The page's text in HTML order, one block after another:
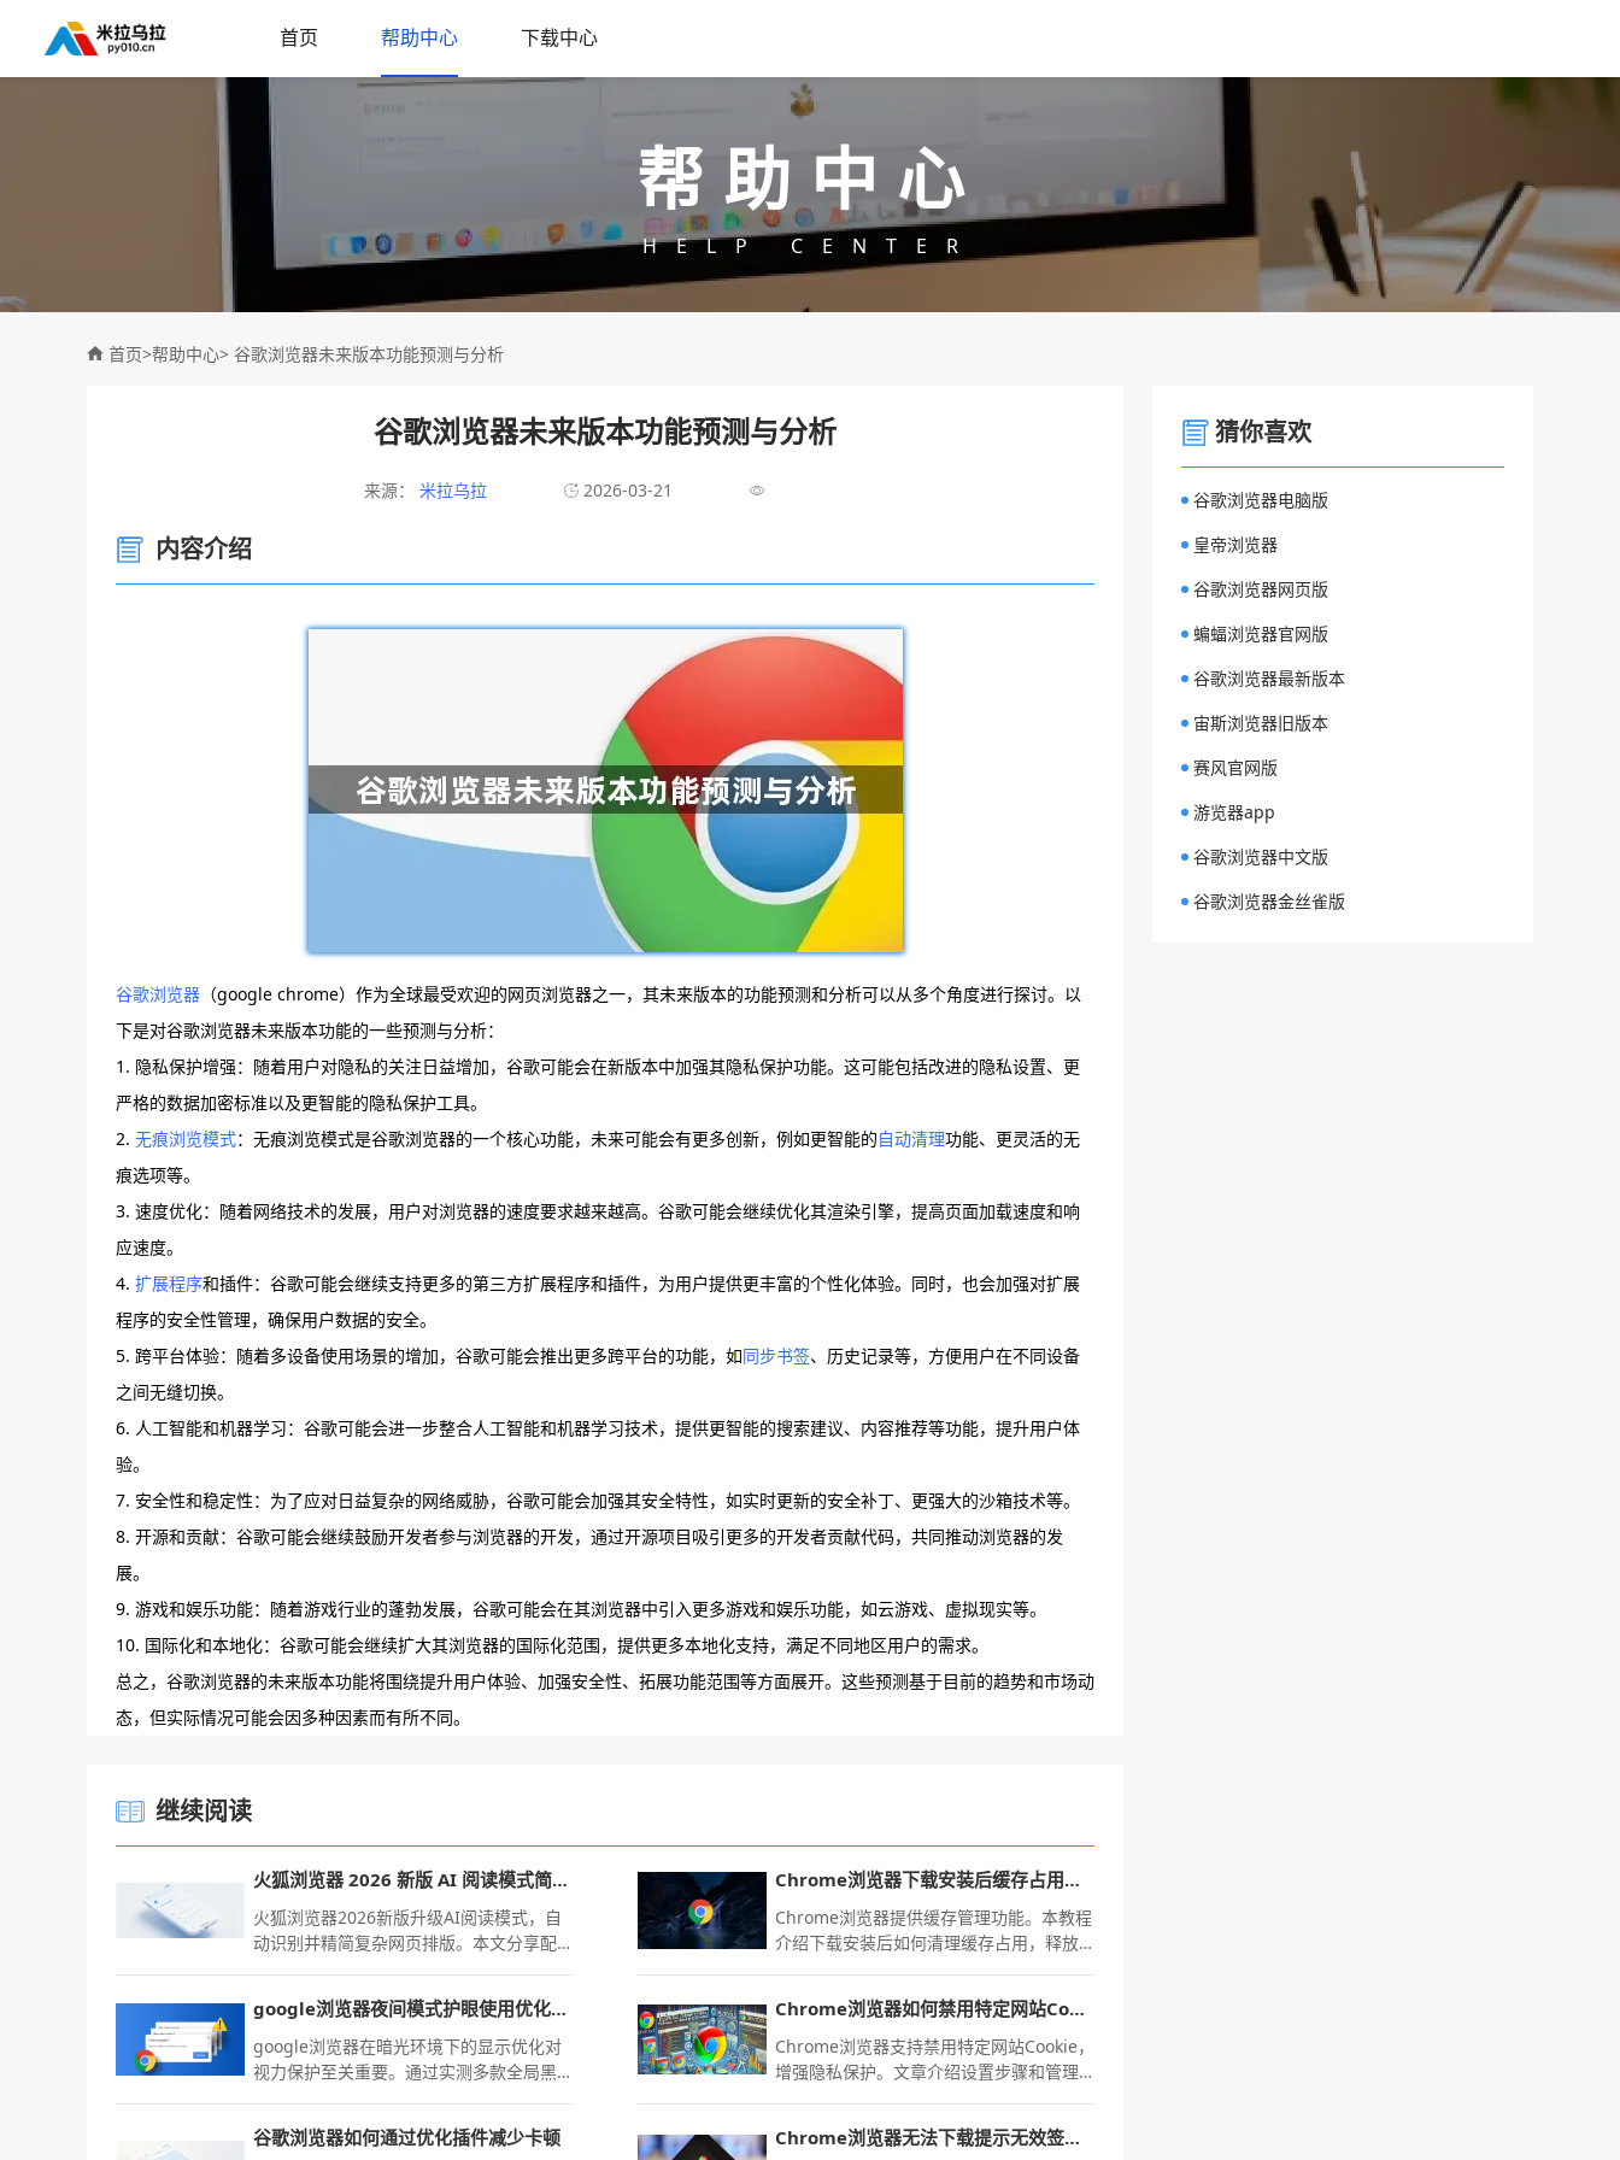
首页 帮助中心 下载中心
帮助中心
HELP CENTER
首页>帮助中心> 谷歌浏览器未来版本功能预测与分析
谷歌浏览器未来版本功能预测与分析
来源： 米拉乌拉 2026-03-21
内容介绍
谷歌浏览器 （google chrome）作为全球最受欢迎的网页浏览器之一，其未来版本的功能预测和分析可以从多个角度进行探讨。以
下是对谷歌浏览器未来版本功能的一些预测与分析：
1. 隐私保护增强：随着用户对隐私的关注日益增加，谷歌可能会在新版本中加强其隐私保护功能。这可能包括改进的隐私设置、更
严格的数据加密标准以及更智能的隐私保护工具。
2. 无痕浏览模式：无痕浏览模式是谷歌浏览器的一个核心功能，未来可能会有更多创新，例如更智能的自动清理功能、更灵活的无
痕选项等。
3. 速度优化：随着网络技术的发展，用户对浏览器的速度要求越来越高。谷歌可能会继续优化其渲染引擎，提高页面加载速度和响
应速度。
4. 扩展程序和插件：谷歌可能会继续支持更多的第三方扩展程序和插件，为用户提供更丰富的个性化体验。同时，也会加强对扩展
程序的安全性管理，确保用户数据的安全。
5. 跨平台体验：随着多设备使用场景的增加，谷歌可能会推出更多跨平台的功能，如同步书签、历史记录等，方便用户在不同设备
之间无缝切换。
6. 人工智能和机器学习：谷歌可能会进一步整合人工智能和机器学习技术，提供更智能的搜索建议、内容推荐等功能，提升用户体
验。
7. 安全性和稳定性：为了应对日益复杂的网络威胁，谷歌可能会加强其安全特性，如实时更新的安全补丁、更强大的沙箱技术等。
8. 开源和贡献：谷歌可能会继续鼓励开发者参与浏览器的开发，通过开源项目吸引更多的开发者贡献代码，共同推动浏览器的发
展。
9. 游戏和娱乐功能：随着游戏行业的蓬勃发展，谷歌可能会在其浏览器中引入更多游戏和娱乐功能，如云游戏、虚拟现实等。
10. 国际化和本地化：谷歌可能会继续扩大其浏览器的国际化范围，提供更多本地化支持，满足不同地区用户的需求。
总之，谷歌浏览器的未来版本功能将围绕提升用户体验、加强安全性、拓展功能范围等方面展开。这些预测基于目前的趋势和市场动
态，但实际情况可能会因多种因素而有所不同。
继续阅读
火狐浏览器 2026 新版 AI 阅读模式简化复杂网页排版
火狐浏览器2026新版升级AI阅读模式，自
动识别并精简复杂网页排版。本文分享配
页广告与多余结构，仅提取正文核心内
容，为您构建清爽、舒适的阅读界面，极
大地提升深度阅读的视觉满足感。
Chrome浏览器下载安装后缓存占用清理教程
Chrome浏览器提供缓存管理功能。本教程
介绍下载安装后如何清理缓存占用，释放
google浏览器夜间模式护眼使用优化经验
google浏览器在暗光环境下的显示优化对
视力保护至关重要。通过实测多款全局黑
节，为您推荐一套科学的护眼配置参数，
有效降低强光对眼部的刺激，在深夜办公
Chrome浏览器如何禁用特定网站Cookie
Chrome浏览器支持禁用特定网站Cookie，
增强隐私保护。文章介绍设置步骤和管理
谷歌浏览器如何通过优化插件减少卡顿 Chrome浏览器无法下载提示无效签名的处理方法
猜你喜欢
谷歌浏览器电脑版
皇帝浏览器
谷歌浏览器网页版
蝙蝠浏览器官网版
谷歌浏览器最新版本
宙斯浏览器旧版本
赛风官网版
游览器app
谷歌浏览器中文版
谷歌浏览器金丝雀版